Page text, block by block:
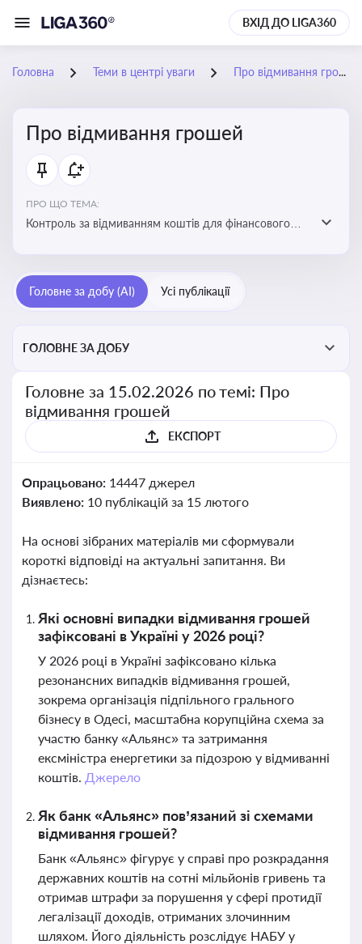
ВХІД ДО LIGA360
Головна Теми в центрі уваги Про відмивання грошей
Про відмивання грошей
ПРО ЩО ТЕМА:
Контроль за відмиванням коштів для фінансового
сплати податків. Вбудовування AML у договори та
Головне за добу (AI) Усі публікації
ГОЛОВНЕ ЗА ДОБУ
Головне за 15.02.2026 по темі: Про
відмивання грошей
ЕКСПОРТ
Опрацьовано: 14447 джерел
Виявлено: 10 публікацій за 15 лютого
На основі зібраних матеріалів ми сформували
короткі відповіді на актуальні запитання. Ви
дізнаєтесь:
Які основні випадки відмивання грошей
зафіксовані в Україні у 2026 році?
У 2026 році в Україні зафіксовано кілька
резонансних випадків відмивання грошей,
зокрема організація підпільного грального
бізнесу в Одесі, масштабна корупційна схема за
участю банку «Альянс» та затримання
ексміністра енергетики за підозрою у відмиванні
коштів. Джерело
Як банк «Альянс» пов’язаний зі схемами
відмивання грошей?
Банк «Альянс» фігурує у справі про розкрадання
державних коштів на сотні мільйонів гривень та
отримав штрафи за порушення у сфері протидії
легалізації доходів, отриманих злочинним
шляхом. Його діяльність розслідує НАБУ у